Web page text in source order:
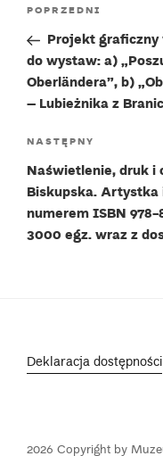
Poprzedni
wpis
POPRZEDNI
Projekt graficzny
do wystaw: a)
Oberländera”, b)
– Lubieżnika z
Następny
wpis
NASTĘPNY
Naświetlenie, druk i
Biskupska. Artystka
numerem ISBN
3000 egz. wraz z
Deklaracja dostępności
2026 Copyright by